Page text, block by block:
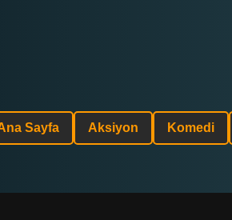
Sayfa Aksiyon Komedi